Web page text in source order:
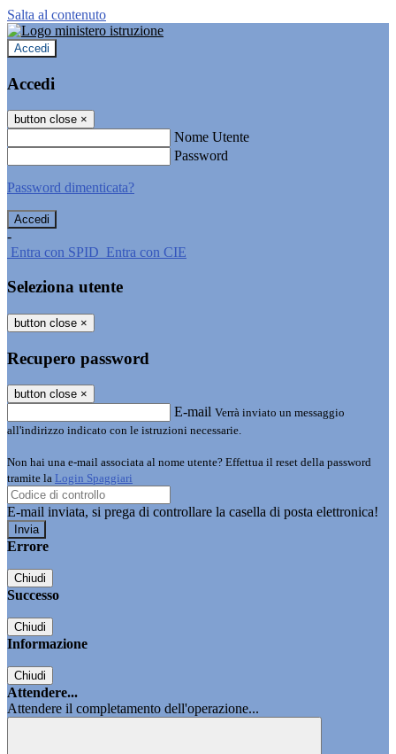
Salta al contenuto
Accedi
Accedi
button close ×
Nome Utente
Password
Password dimenticata?
-
Entra con SPID Entra con CIE
Seleziona utente
button close ×
Recupero password
button close ×
E-mail Verrà inviato un messaggio
all'indirizzo indicato con le istruzioni necessarie.
Non hai una e-mail associata al nome utente? Effettua il reset della password
tramite la Login Spaggiari
E-mail inviata, si prega di controllare la casella di posta elettronica!
Errore
Chiudi
Successo
Chiudi
Informazione
Chiudi
Attendere...
Attendere il completamento dell'operazione...